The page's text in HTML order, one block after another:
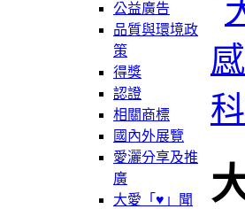
公益廣告
品質與環境政
策
得獎
認證
相關商標
國內外展覽
愛灑分享及推
廣
大愛「♥」聞